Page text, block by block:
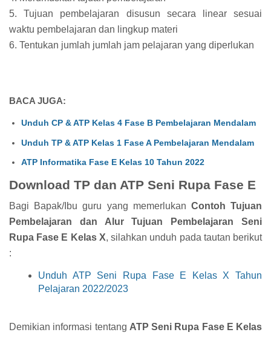
5. Tujuan pembelajaran disusun secara linear sesuai
waktu pembelajaran dan lingkup materi
6. Tentukan jumlah jumlah jam pelajaran yang diperlukan
BACA JUGA:
Unduh CP & ATP Kelas 4 Fase B Pembelajaran Mendalam
Unduh TP & ATP Kelas 1 Fase A Pembelajaran Mendalam
ATP Informatika Fase E Kelas 10 Tahun 2022
Download TP dan ATP Seni Rupa Fase E
Bagi Bapak/Ibu guru yang memerlukan Contoh Tujuan
Pembelajaran dan Alur Tujuan Pembelajaran Seni
Rupa Fase E Kelas X, silahkan unduh pada tautan berikut
:
Unduh ATP Seni Rupa Fase E Kelas X Tahun
Pelajaran 2022/2023
Demikian informasi tentang ATP Seni Rupa Fase E Kelas